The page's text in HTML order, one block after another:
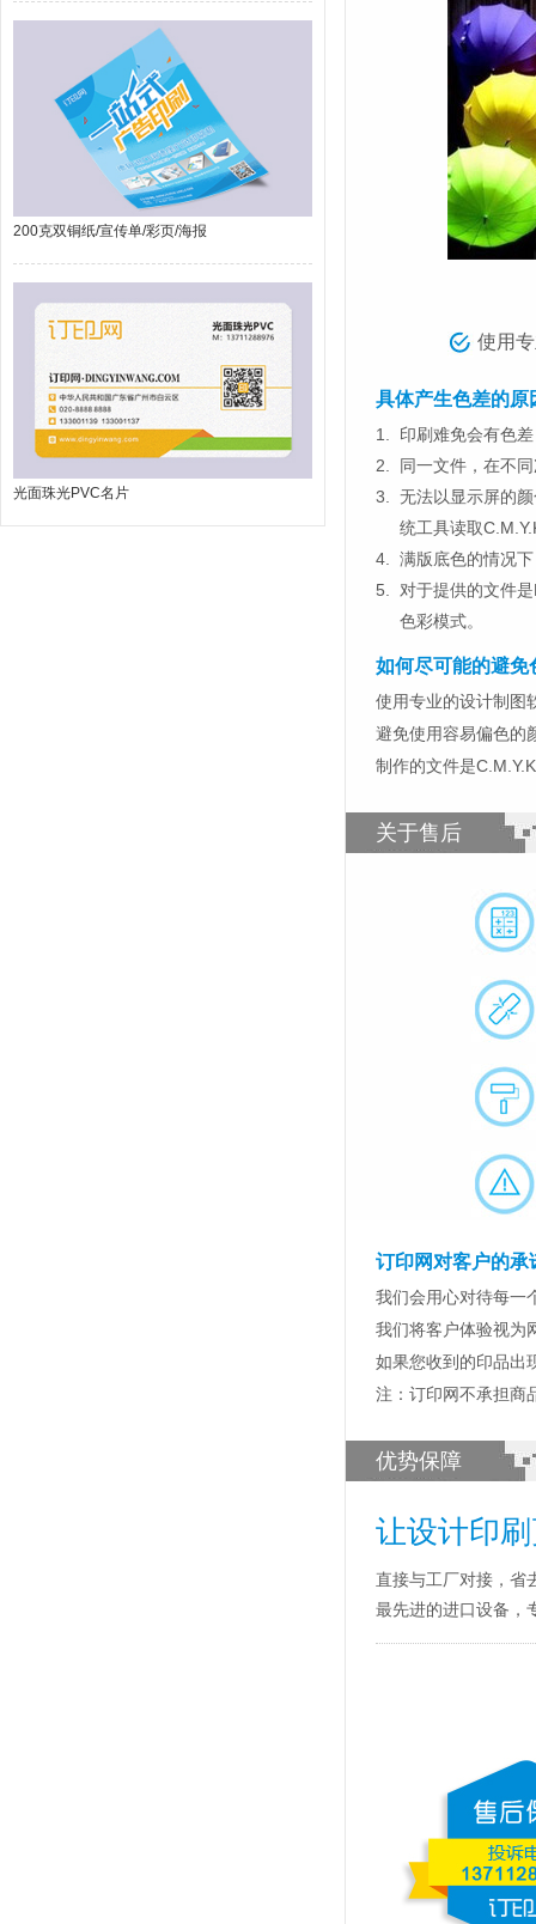
200克双铜纸/宣传单/彩页/海报
光面珠光PVC名片
使用
具体产生色差的原
1.
印刷难免会有色
2.
同一文件，在不
3.
无法以显示屏的
统工具读取
4.
满版底色的情况
5.
对于提供的文件
色彩模式。
如何尽可能的避免
使用专业的设计制图
避免使用容易偏色的
制作的文件是
关于售后
订印网对客户的承
我们会用心对待每一
我们将客户体验视为
如果您收到的印品出
注：订印网不承担商
优势保障
让设计印
直接与工厂对接，省
最先进的进口设备，